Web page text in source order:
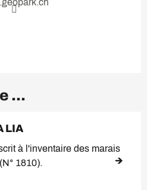
...
LIA
à l'inventaire des marais
1810).